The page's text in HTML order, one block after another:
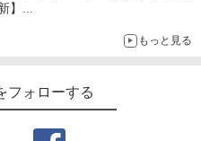
】
もっと見る
フォローする